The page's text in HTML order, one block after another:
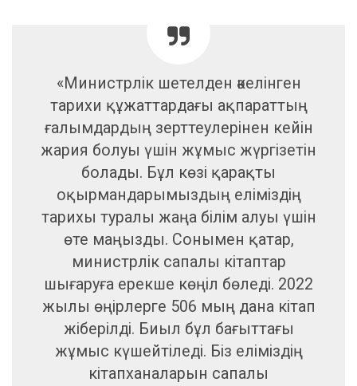
«Министрлік шетелден әкелінген
тарихи құжаттардағы ақпараттың
ғалымдардың зерттеулерінен кейін
жария болуы үшін жұмыс жүргізетін
болады. Бұл көзі қарақты
оқырмандарымыздың еліміздің
тарихы туралы жаңа білім алуы үшін
өте маңызды. Сонымен қатар,
министрлік сапалы кітаптар
шығаруға ерекше көңіл бөледі. 2022
жылы өңірлерге 506 мың дана кітап
жіберілді. Биыл бұл бағыттағы
жұмыс күшейтіледі. Біз еліміздің
кітапханаларын сапалы